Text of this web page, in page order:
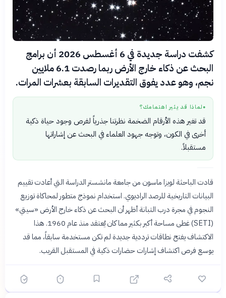
كشفت دراسة جديدة في 6 أغسطس 2026 أن برامج
البحث عن ذكاء خارج الأرض ربما رصدت 6.1 ملايين
نجم، وهو عدد يفوق التقديرات السابقة بعشرات المرات.
● لماذا قد يثير اهتمامك؟
قد تغير هذه الأرقام الضخمة نظرتنا جذرياً لفرص وجود حياة ذكية
أخرى في الكون، وتوجه جهود العلماء في البحث عن إشاراتها
مستقبلاً.
قادت الباحثة لويزا ماسون من جامعة مانشستر الدراسة التي أعادت تقييم
البيانات التاريخية للرصد الراديوي. استخدام نموذج متطور لمحاكاة توزيع
النجوم في مجرة درب التبانة أظهر أن البحث عن ذكاء خارج الأرض «سيتي»
(SETI) غطى مساحة أكبر بكثير مما كان يُعتقد منذ عام 1960. هذا
الاكتشاف يفتح نطاقات ترددية جديدة لم تكن مستخدمة سابقاً، مما قد
يوسع فرص اكتشاف إشارات حضارات ذكية في المستقبل القريب.